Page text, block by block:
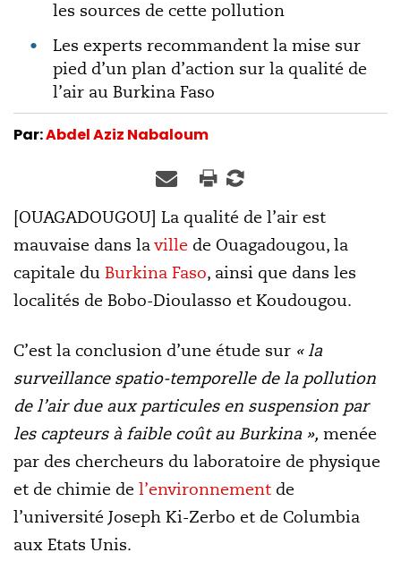
les sources de cette pollution
Les experts recommandent la mise sur
pied d’un plan d’action sur la qualité de
l’air au Burkina Faso
Par:Abdel Aziz Nabaloum
[OUAGADOUGOU] La qualité de l’air est
mauvaise dans laville de Ouagadougou, la
capitale du Burkina Faso, ainsi que dans les
localités de Bobo-Dioulasso et Koudougou.
C’est la conclusion d’une étude sur « la
surveillance spatio-temporelle de la pollution
de l’air due aux particules en suspension par
les capteurs à faible coût au Burkina », menée
par des chercheurs du laboratoire de physique
et de chimie de l’environnement de
l’université Joseph Ki-Zerbo et de Columbia
aux Etats Unis.